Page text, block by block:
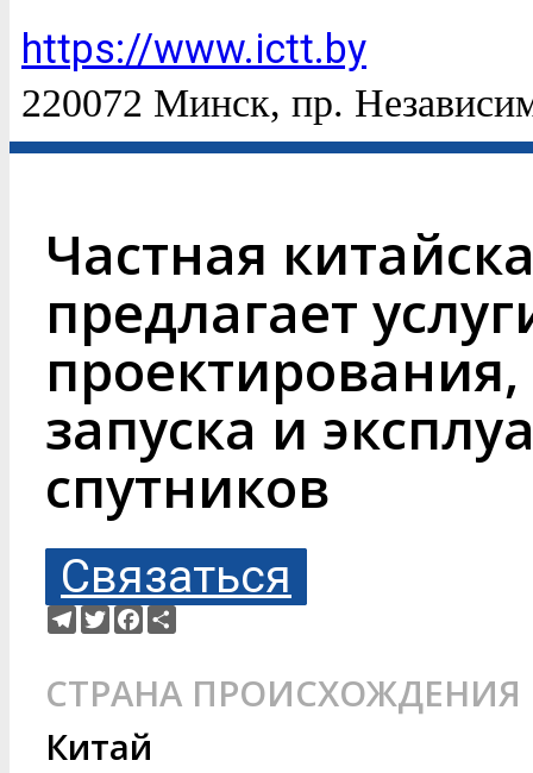
https://www.ictt.by
220072 Минск, пр.
Частная
предлагает
запуска и
спутников
Связаться
Telegram
TwitterFacebook
СТРАНА ПРОИСХОЖДЕНИЯ
Китай